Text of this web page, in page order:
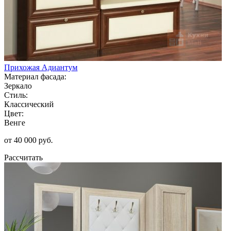
Прихожая Адиантум
Материал фасада:
Зеркало
Стиль:
Классический
Цвет:
Венге
от 40 000 руб.
Рассчитать